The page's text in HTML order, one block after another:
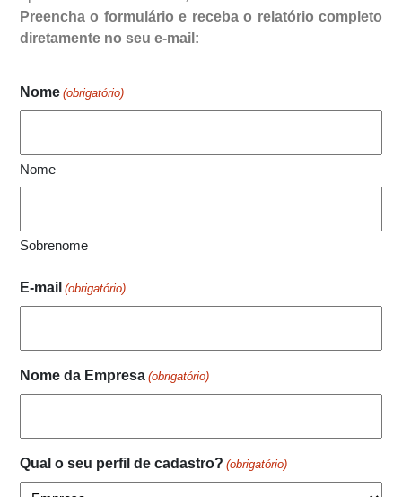
Preencha o formulário e receba o relatório completo
diretamente no seu e-mail:
Nome (obrigatório)
Nome
Sobrenome
E-mail (obrigatório)
Nome da Empresa (obrigatório)
Qual o seu perfil de cadastro? (obrigatório)